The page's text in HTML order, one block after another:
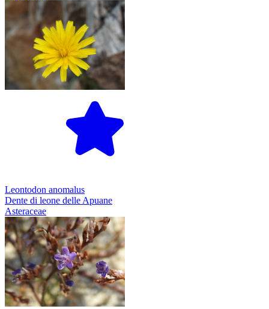
Leontodon anomalus
Dente di leone delle Apuane
Asteraceae